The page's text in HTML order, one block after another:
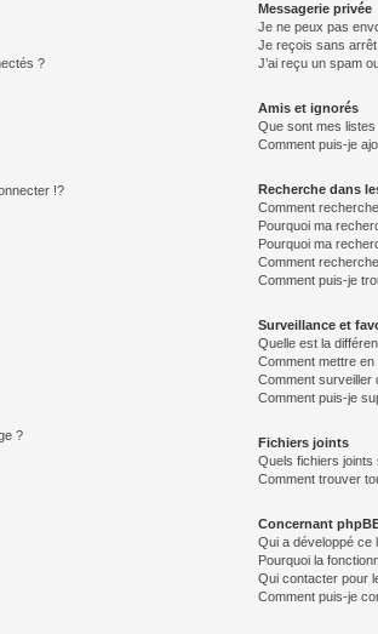
?
!?
?
Messagerie privée
Je ne peux pas
Je reçois sans
J’ai reçu un spam
Amis et ignorés
Que sont mes listes
Comment puis-je
Recherche dans
Comment
Pourquoi ma
Pourquoi ma
Comment
Comment puis-je
Surveillance et
Quelle est la
Comment mettre
Comment surveiller
Comment puis-je
Fichiers joints
Quels fichiers
Comment trouver
Concernant
Qui a développé ce
Pourquoi la
Qui contacter pour
Comment puis-je